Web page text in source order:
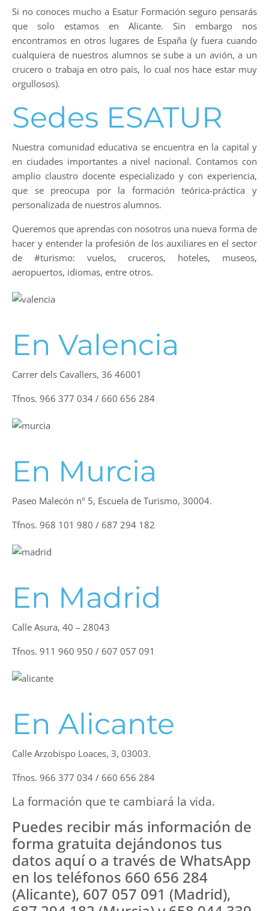
Si no conoces mucho a Esatur Formación seguro pensarás
que solo estamos en Alicante. Sin embargo nos
encontramos en otros lugares de España (y fuera cuando
cualquiera de nuestros alumnos se sube a un avión, a un
crucero o trabaja en otro país, lo cual nos hace estar muy
orgullosos).
Sedes ESATUR
Nuestra comunidad educativa se encuentra en la capital y
en ciudades importantes a nivel nacional. Contamos con
amplio claustro docente especializado y con experiencia,
que se preocupa por la formación teórica-práctica y
personalizada de nuestros alumnos.
Queremos que aprendas con nosotros una nueva forma de
hacer y entender la profesión de los auxiliares en el sector
de #turismo: vuelos, cruceros, hoteles, museos,
aeropuertos, idiomas, entre otros.
En Valencia
Carrer dels Cavallers, 36 46001
Tfnos. 966 377 034 / 660 656 284
En Murcia
Paseo Malecón nº 5, Escuela de Turismo, 30004.
Tfnos. 968 101 980 / 687 294 182
En Madrid
Calle Asura, 40 – 28043
Tfnos. 911 960 950 / 607 057 091
En Alicante
Calle Arzobispo Loaces, 3, 03003.
Tfnos. 966 377 034 / 660 656 284
La formación que te cambiará la vida.
Puedes recibir más información de
forma gratuita dejándonos tus
datos aquí o a través de WhatsApp
en los teléfonos 660 656 284
(Alicante), 607 057 091 (Madrid),